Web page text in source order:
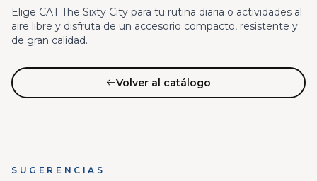
Elige CAT The Sixty City para tu rutina diaria o actividades al
aire libre y disfruta de un accesorio compacto, resistente y
de gran calidad.
Volver al catálogo
SUGERENCIAS